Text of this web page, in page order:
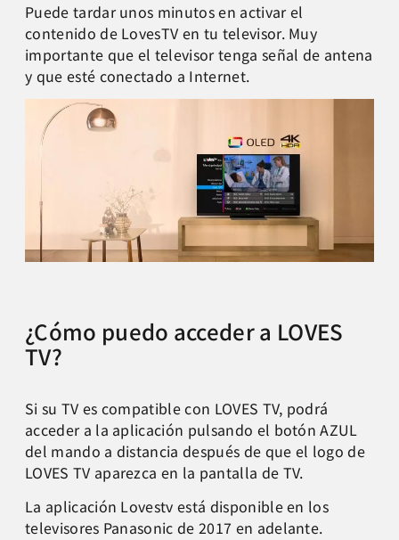
Puede tardar unos minutos en activar el
contenido de LovesTV en tu televisor. Muy
importante que el televisor tenga señal de antena
y que esté conectado a Internet.
¿Cómo puedo acceder a LOVES
TV?
Si su TV es compatible con LOVES TV, podrá
acceder a la aplicación pulsando el botón AZUL
del mando a distancia después de que el logo de
LOVES TV aparezca en la pantalla de TV.
La aplicación Lovestv está disponible en los
televisores Panasonic de 2017 en adelante.